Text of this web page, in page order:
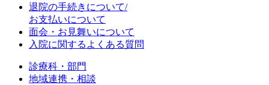
退院の手続きについて/
お支払いについて
面会・お見舞いについて
入院に関するよくある質問
診療科・部門
地域連携・相談